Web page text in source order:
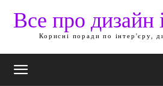
Все про дизайн
Корисні поради по інтер'єру,